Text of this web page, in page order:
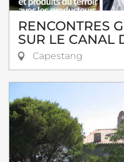
RENCONTRES
SUR LE CANAL
Capestang